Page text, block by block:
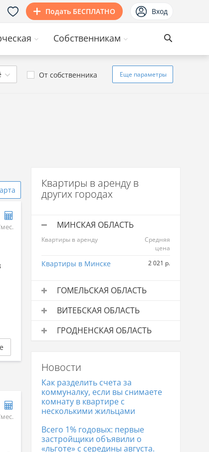
Подать БЕСПЛАТНО Вход
Собственникам
От собственника Еще параметры
Квартиры в аренду в
других городах
МИНСКАЯ ОБЛАСТЬ
Квартиры в аренду
Средняя
цена
Квартиры в Минске 2 021 р.
ГОМЕЛЬСКАЯ ОБЛАСТЬ
Квартиры в Гомеле
ВИТЕБСКАЯ ОБЛАСТЬ
ГРОДНЕНСКАЯ ОБЛАСТЬ
Квартиры в Гродно
Новости
Как разделить счета за
коммуналку, если вы снимаете
комнату в квартире с
несколькими жильцами
Всего 1% годовых: первые
застройщики объявили о
«льготе» с середины августа.